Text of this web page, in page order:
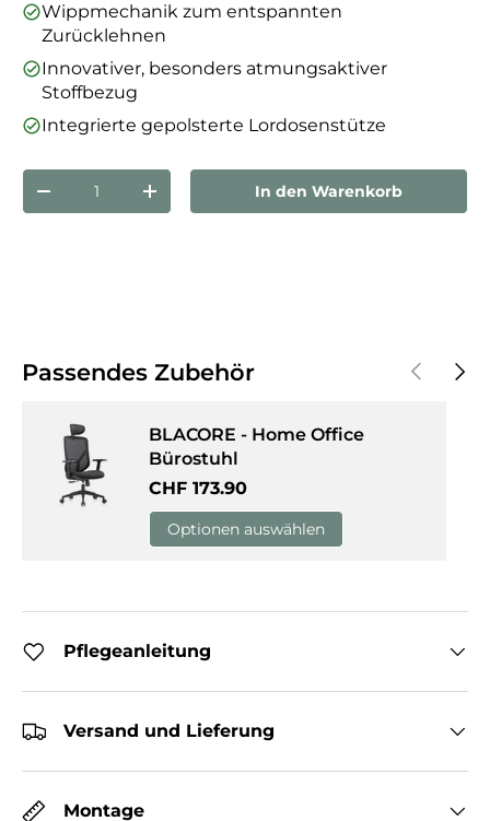
Wippmechanik zum entspannten
Zurücklehnen
Innovativer, besonders atmungsaktiver
Stoffbezug
Integrierte gepolsterte Lordosenstütze
Menge verringernMenge erhöhenIn den Warenkorb
Passendes Zubehör Vorherige
BLACORE - Home Office
Bürostuhl
Normaler Preis
CHF 173.90
Optionen auswählen
Pflegeanleitung
Versand und Lieferung
Montage